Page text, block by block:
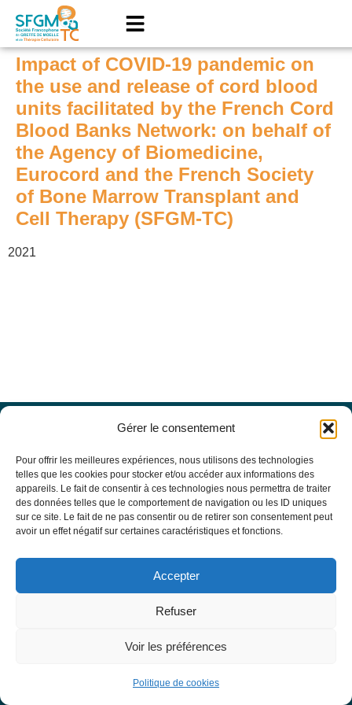
Gérer le consentement
Pour offrir les meilleures expériences, nous utilisons des technologies
telles que les cookies pour stocker et/ou accéder aux informations des
appareils. Le fait de consentir à ces technologies nous permettra de traiter
des données telles que le comportement de navigation ou les ID uniques
sur ce site. Le fait de ne pas consentir ou de retirer son consentement peut
avoir un effet négatif sur certaines caractéristiques et fonctions.
Accepter
Refuser
Voir les préférences
Politique de cookies
Impact of COVID-19 pandemic on
the use and release of cord blood
units facilitated by the French Cord
Blood Banks Network: on behalf of
the Agency of Biomedicine,
Eurocord and the French Society
of Bone Marrow Transplant and
Cell Therapy (SFGM-TC)
2021
Actualités
Agenda
Missions du site
Mentions légales
Conditions générales d’utilisation
Base de données EBMT Registry